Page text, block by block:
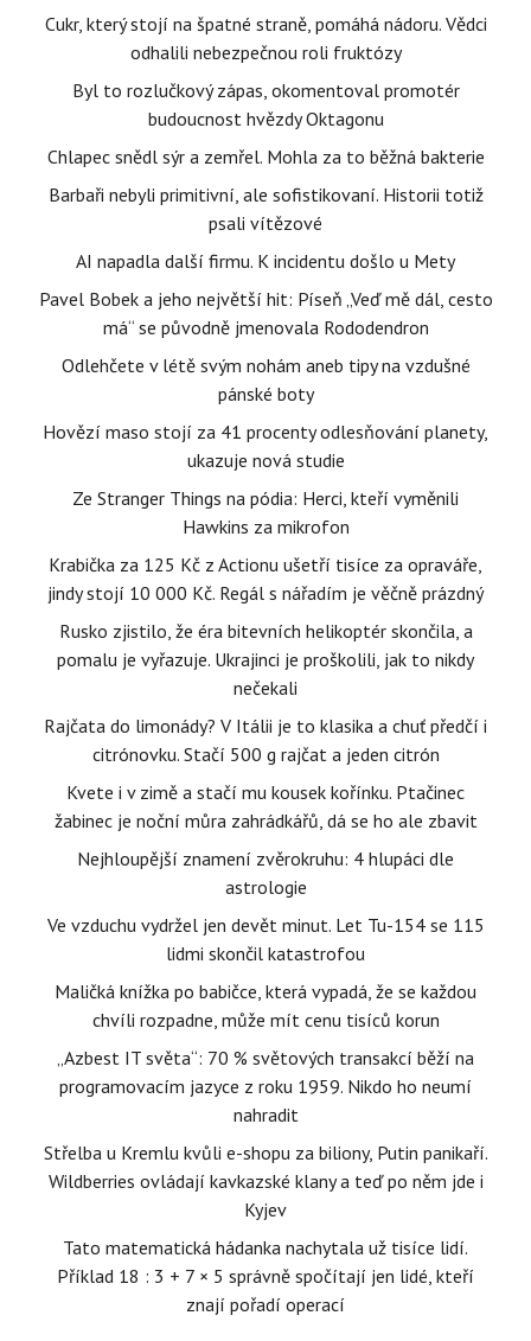
Cukr, který stojí na špatné straně, pomáhá nádoru. Vědci
odhalili nebezpečnou roli fruktózy
Byl to rozlučkový zápas, okomentoval promotér
budoucnost hvězdy Oktagonu
Chlapec snědl sýr a zemřel. Mohla za to běžná bakterie
Barbaři nebyli primitivní, ale sofistikovaní. Historii totiž
psali vítězové
AI napadla další firmu. K incidentu došlo u Mety
Pavel Bobek a jeho největší hit: Píseň „Veď mě dál, cesto
má“ se původně jmenovala Rododendron
Odlehčete v létě svým nohám aneb tipy na vzdušné
pánské boty
Hovězí maso stojí za 41 procenty odlesňování planety,
ukazuje nová studie
Ze Stranger Things na pódia: Herci, kteří vyměnili
Hawkins za mikrofon
Krabička za 125 Kč z Actionu ušetří tisíce za opraváře,
jindy stojí 10 000 Kč. Regál s nářadím je věčně prázdný
Rusko zjistilo, že éra bitevních helikoptér skončila, a
pomalu je vyřazuje. Ukrajinci je proškolili, jak to nikdy
nečekali
Rajčata do limonády? V Itálii je to klasika a chuť předčí i
citrónovku. Stačí 500 g rajčat a jeden citrón
Kvete i v zimě a stačí mu kousek kořínku. Ptačinec
žabinec je noční můra zahrádkářů, dá se ho ale zbavit
Nejhloupější znamení zvěrokruhu: 4 hlupáci dle
astrologie
Ve vzduchu vydržel jen devět minut. Let Tu-154 se 115
lidmi skončil katastrofou
Maličká knížka po babičce, která vypadá, že se každou
chvíli rozpadne, může mít cenu tisíců korun
„Azbest IT světa“: 70 % světových transakcí běží na
programovacím jazyce z roku 1959. Nikdo ho neumí
nahradit
Střelba u Kremlu kvůli e-shopu za biliony, Putin panikaří.
Wildberries ovládají kavkazské klany a teď po něm jde i
Kyjev
Tato matematická hádanka nachytala už tisíce lidí.
Příklad 18 : 3 + 7 × 5 správně spočítají jen lidé, kteří
znají pořadí operací